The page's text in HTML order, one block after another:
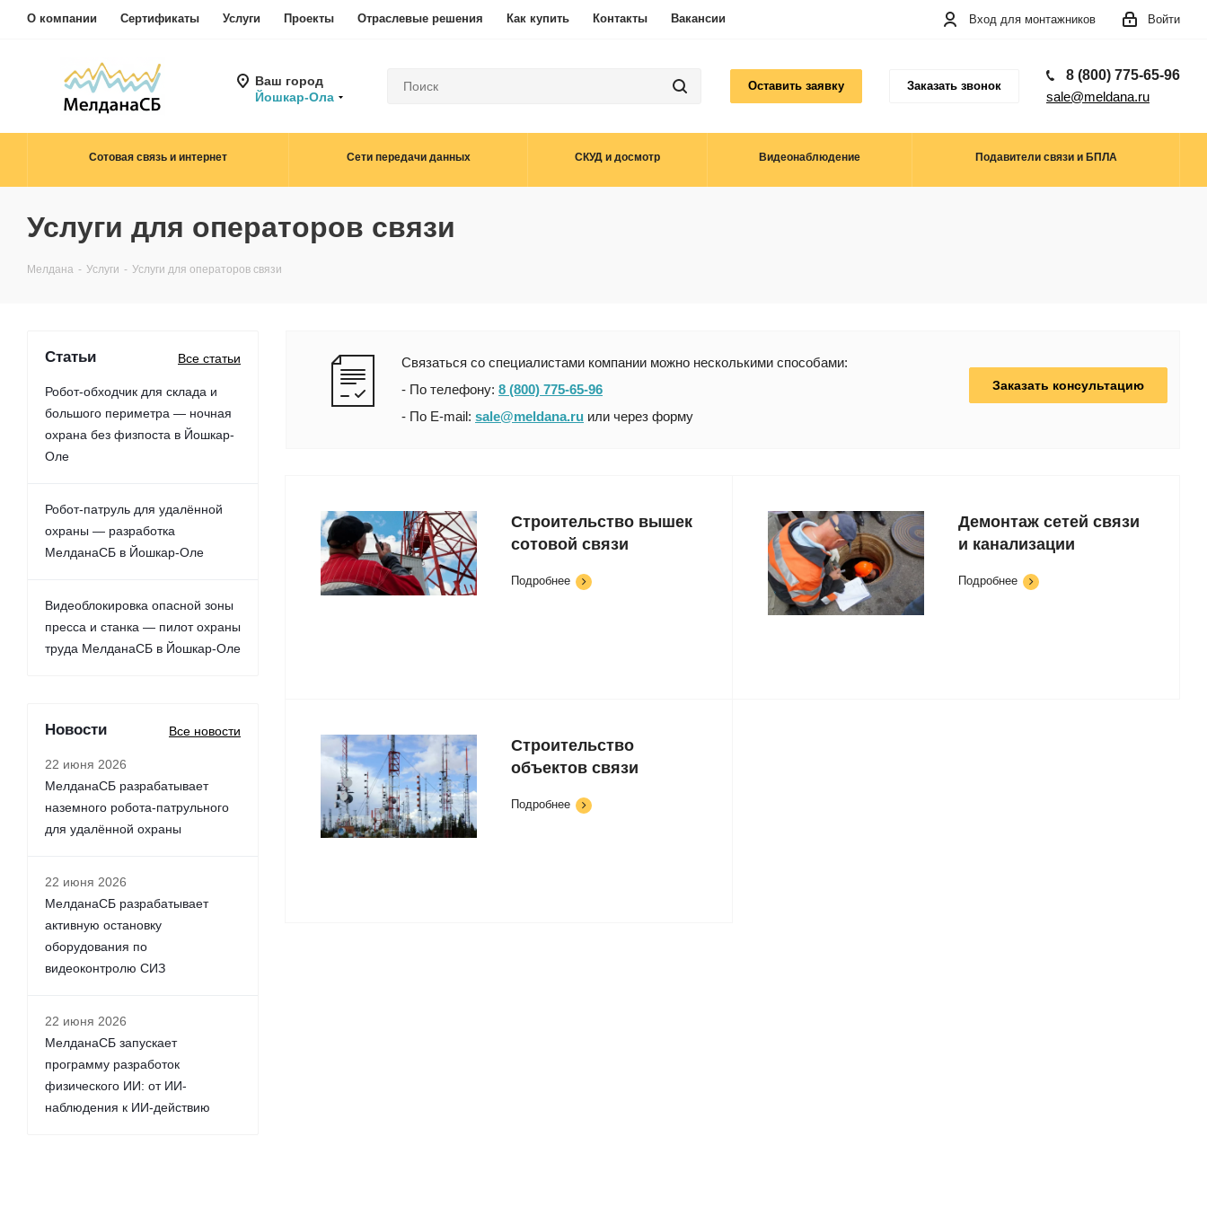
О компании Сертификаты Услуги Проекты Отраслевые решения Как купить Контакты Вакансии Войти
Вход для монтажников
Ваш город
Йошкар-Ола
Оставить заявку Заказать звонок
8 (800) 775-65-96
sale@meldana.ru
Сотовая связь и интернет Сети передачи данных СКУД и досмотр Видеонаблюдение Подавители связи и БПЛА
Услуги для операторов связи
Мелдана - Услуги - Услуги для операторов связи
Связаться со специалистами компании можно несколькими способами:
- По телефону: 8 (800) 775-65-96
- По E-mail: sale@meldana.ru или через форму
Заказать консультацию
Строительство вышек
сотовой связи
Подробнее
Демонтаж сетей связи
и канализации
Подробнее
Строительство
объектов связи
Подробнее
Статьи Все статьи
Робот-обходчик для склада и
большого периметра — ночная
охрана без физпоста в Йошкар-
Оле
Робот-патруль для удалённой
охраны — разработка
МелданаСБ в Йошкар-Оле
Видеоблокировка опасной зоны
пресса и станка — пилот охраны
труда МелданаСБ в Йошкар-Оле
Новости Все новости
22 июня 2026
МелданаСБ разрабатывает
наземного робота-патрульного
для удалённой охраны
22 июня 2026
МелданаСБ разрабатывает
активную остановку
оборудования по
видеоконтролю СИЗ
22 июня 2026
МелданаСБ запускает
программу разработок
физического ИИ: от ИИ-
наблюдения к ИИ-действию